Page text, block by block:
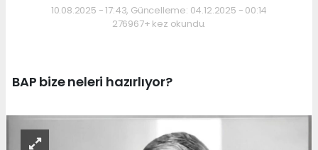
10.08.2025 - 17:43, Güncelleme: 04.12.2025 - 00:14
276967+ kez okundu.
BAP bize neleri hazırlıyor?